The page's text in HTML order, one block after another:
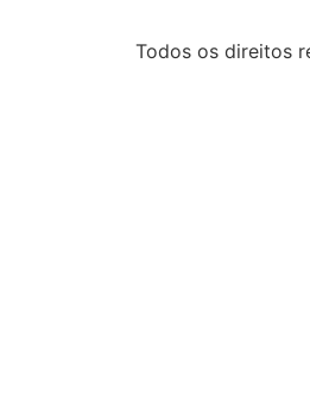
Todos os direitos